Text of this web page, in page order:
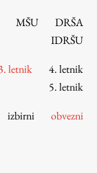
MŠU
DRŠA
IDRŠU
letnik
4. letnik
5. letnik
izbirni obvezni